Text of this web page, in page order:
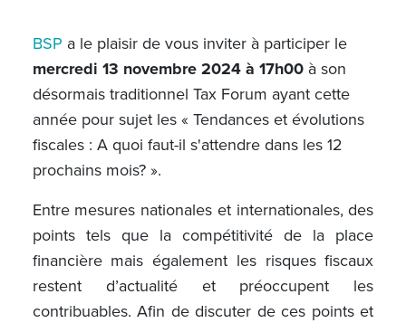
BSP a le plaisir de vous inviter à participer le
mercredi 13 novembre 2024 à 17h00à son
désormais traditionnel Tax Forum ayant cette
année pour sujet les « Tendances et évolutions
fiscales : A quoi faut-il s'attendre dans les 12
prochains mois? ».
Entre mesures nationales et internationales, des
points tels que la compétitivité de la place
financière mais également les risques fiscaux
restent d’actualité et préoccupent les
contribuables. Afin de discuter de ces points et